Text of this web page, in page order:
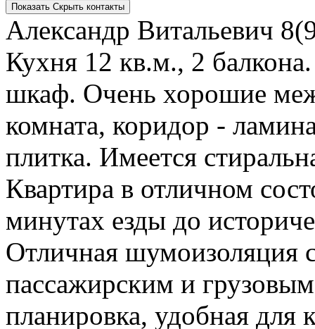
Показать Скрыть контакты
Александр Витальевич
Кухня 12 кв.м., 2
шкаф. Очень хорошие
комната, коридор -
плитка. Имеется
Квартира в отличном
минутах езды до
Отличная шумоизоляция
пассажирским и
планировка, удобная для